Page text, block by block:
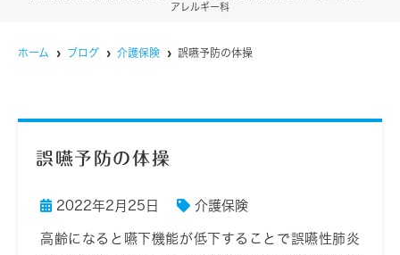
アレルギー科
ホーム ブログ 介護保険 誤嚥予防の体操
誤嚥予防の体操
2022年2月25日 介護保険
高齢になると嚥下機能が低下することで誤嚥性肺炎